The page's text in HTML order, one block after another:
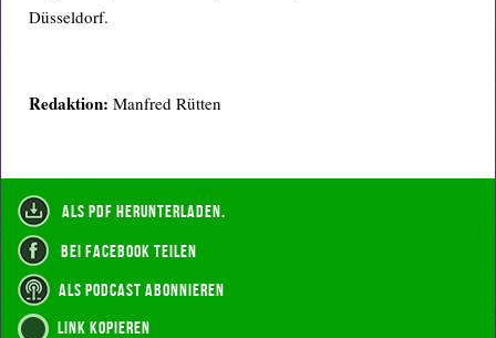
Düsseldorf.
Redaktion: Manfred Rütten
als PDF herunterladen.
bei Facebook teilen
als Podcast abonnieren
Link kopieren